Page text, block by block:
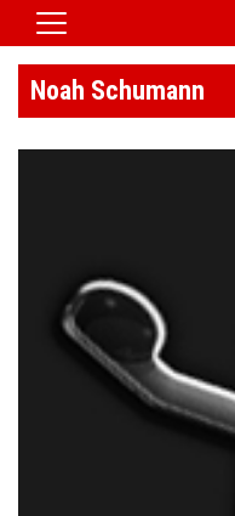
Home
Vereinsnews
Verein/Satzung
Downloads
Kontaktformular
Noah Schumann